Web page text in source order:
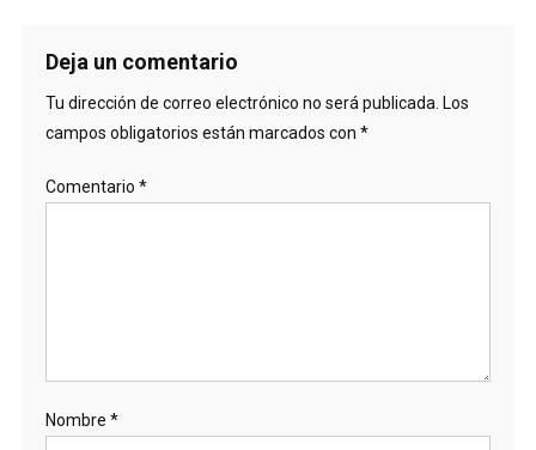
Deja un comentario
Tu dirección de correo electrónico no será publicada. Los
campos obligatorios están marcados con *
Comentario *
Nombre *